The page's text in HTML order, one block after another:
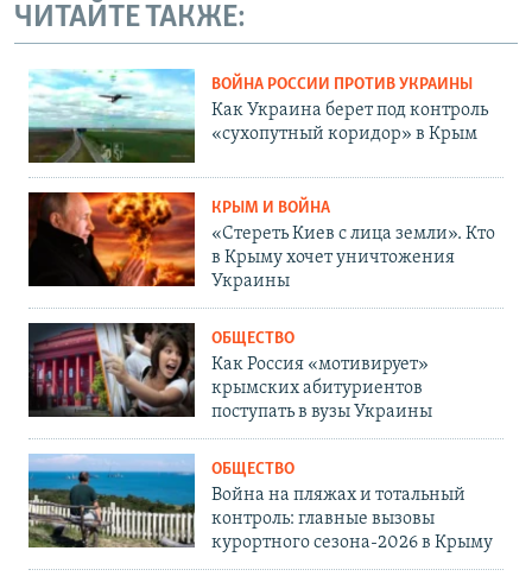
ЧИТАЙТЕ ТАКЖЕ:
ВОЙНА РОССИИ ПРОТИВ УКРАИНЫ
Как Украина берет под контроль
«сухопутный коридор» в Крым
КРЫМ И ВОЙНА
«Стереть Киев с лица земли». Кто
в Крыму хочет уничтожения
Украины
ОБЩЕСТВО
Как Россия «мотивирует»
крымских абитуриентов
поступать в вузы Украины
ОБЩЕСТВО
Война на пляжах и тотальный
контроль: главные вызовы
курортного сезона-2026 в Крыму